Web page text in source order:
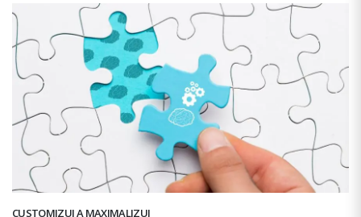
CUSTOMIZUJ A MAXIMALIZUJ